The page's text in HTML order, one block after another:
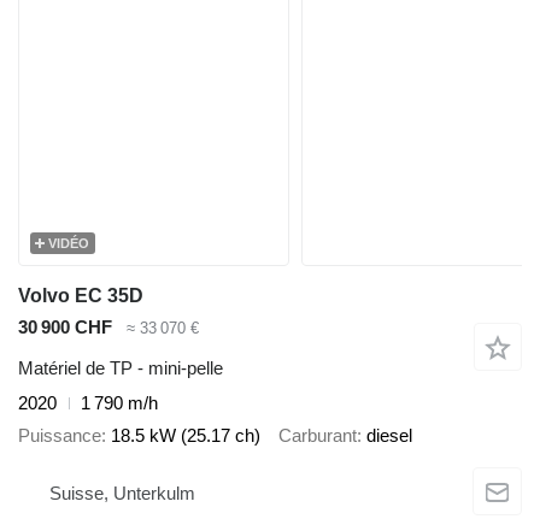
VIDÉO
Volvo EC 35D
30 900 CHF
≈ 33 070 €
Matériel de TP - mini-pelle
2020
1 790 m/h
Puissance 18.5 kW (25.17 ch) Carburant diesel
Suisse, Unterkulm